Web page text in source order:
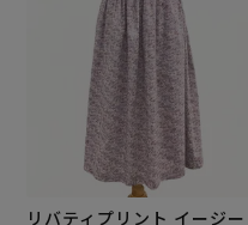
リバティプリント イージー